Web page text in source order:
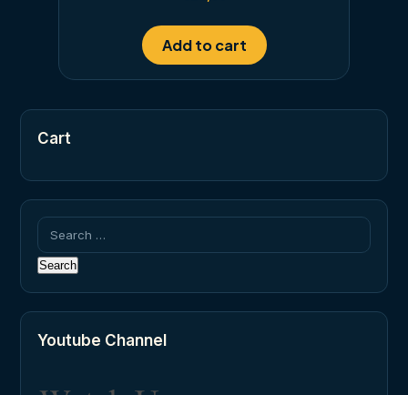
Add to cart
Cart
Search
for:
Youtube Channel